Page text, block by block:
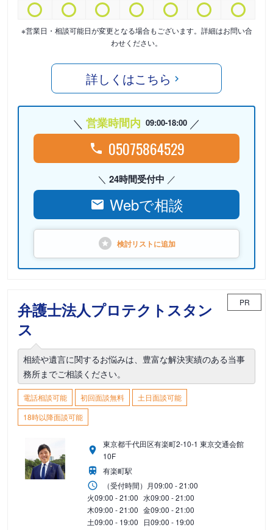
※営業日・相談可能日が変更となる場合もございます。詳細はお問い合
わせください。
詳しくはこちら
営業時間内 09:00-18:00
05075864529
24時間受付中
Webで相談
検討リストに追加
弁護士法人プロテクトスタン
ス
PR
相続や遺言に関するお悩みは、豊富な解決実績のある当事
務所までご相談ください。
電話相談可能 初回面談無料
土日面談可能
18時以降面談可能
東京都千代田区有楽町2-10-1 東京交通会館
10F
有楽町駅
（受付時間） 月09:00 - 21:00
火09:00 - 21:00 水09:00 - 21:00
木09:00 - 21:00 金09:00 - 21:00
土09:00 - 19:00 日09:00 - 19:00